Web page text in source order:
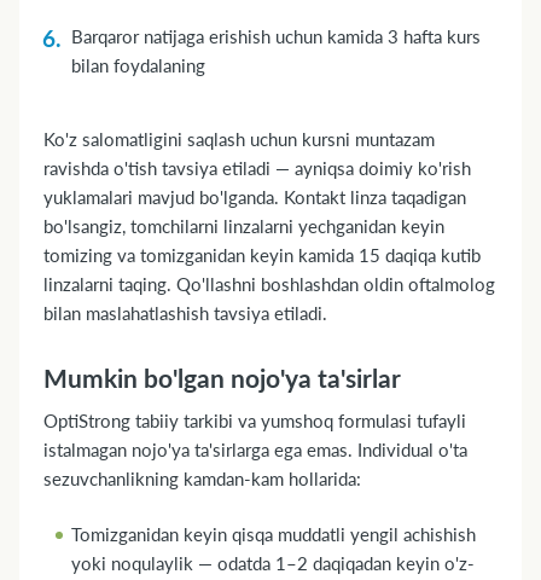
Barqaror natijaga erishish uchun kamida 3 hafta kurs
bilan foydalaning
Ko'z salomatligini saqlash uchun kursni muntazam
ravishda o'tish tavsiya etiladi — ayniqsa doimiy ko'rish
yuklamalari mavjud bo'lganda. Kontakt linza taqadigan
bo'lsangiz, tomchilarni linzalarni yechganidan keyin
tomizing va tomizganidan keyin kamida 15 daqiqa kutib
linzalarni taqing. Qo'llashni boshlashdan oldin oftalmolog
bilan maslahatlashish tavsiya etiladi.
Mumkin bo'lgan nojo'ya ta'sirlar
OptiStrong tabiiy tarkibi va yumshoq formulasi tufayli
istalmagan nojo'ya ta'sirlarga ega emas. Individual o'ta
sezuvchanlikning kamdan-kam hollarida:
Tomizganidan keyin qisqa muddatli yengil achishish
yoki noqulaylik — odatda 1–2 daqiqadan keyin o'z-